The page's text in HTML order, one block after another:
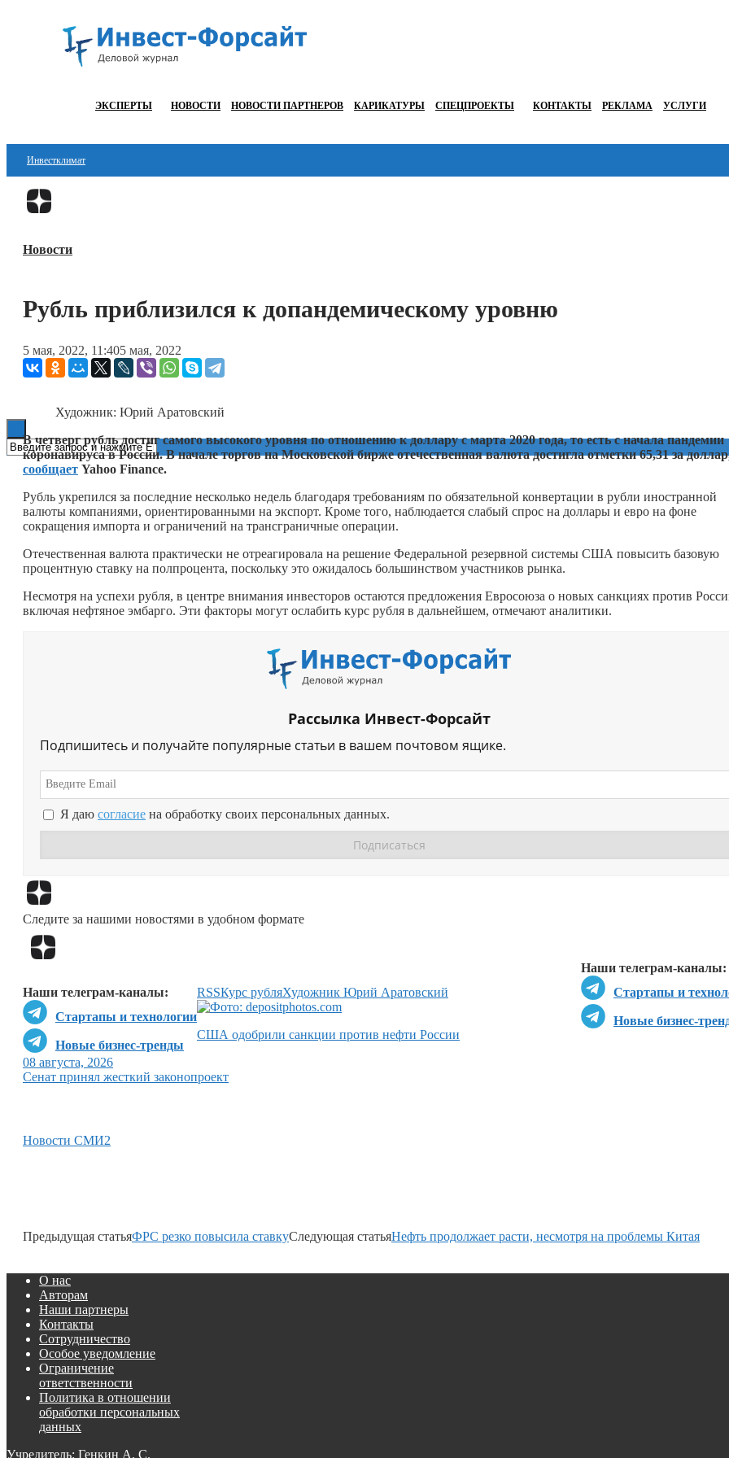
ЭКСПЕРТЫ НОВОСТИ НОВОСТИ ПАРТНЕРОВ КАРИКАТУРЫ СПЕЦПРОЕКТЫ КОНТАКТЫ РЕКЛАМА УСЛУГИ
Инвестклимат
Финансы
Блокчейн
Технологии
ESG
Новости
Рубль приблизился к допандемическому уровню
5 мая, 2022, 11:405 мая, 2022
Художник: Юрий Аратовский
В четверг рубль достиг самого высокого уровня по отношению к доллару с марта 2020 года, то есть с начала пандемии
коронавируса в России. В начале торгов на Московской бирже отечественная валюта достигла отметки 65,31 за
сообщает Yahoo Finance.
Рубль укрепился за последние несколько недель благодаря требованиям по обязательной конвертации в рубли иностранной
валюты компаниями, ориентированными на экспорт. Кроме того, наблюдается слабый спрос на доллары и евро на фоне
сокращения импорта и ограничений на трансграничные операции.
Отечественная валюта практически не отреагировала на решение Федеральной резервной системы США повысить базовую
процентную ставку на полпроцента, поскольку это ожидалось большинством участников рынка.
Несмотря на успехи рубля, в центре внимания инвесторов остаются предложения Евросоюза о новых санкциях против
включая нефтяное эмбарго. Эти факторы могут ослабить курс рубля в дальнейшем, отмечают аналитики.
Рассылка Инвест-Форсайт
Подпишитесь и получайте популярные статьи в вашем почтовом ящике.
Я даю согласие на обработку своих персональных данных.
Следите за нашими новостями в удобном формате
Наши телеграм-каналы:
Стартапы и
Новые бизнес-
Наши телеграм-каналы:
Стартапы и технологии
Новые бизнес-тренды
RSSКурс рубляХудожник Юрий Аратовский
США одобрили санкции против нефти России
08 августа, 2026
Сенат принял жесткий законопроект
Новости СМИ2
Предыдущая статьяФРС резко повысила ставкуСледующая статьяНефть продолжает расти, несмотря на проблемы Китая
О нас
Авторам
Наши партнеры
Контакты
Сотрудничество
Особое уведомление
Ограничение
ответственности
Политика в отношении
обработки персональных
данных
Учредитель: Генкин А. С.